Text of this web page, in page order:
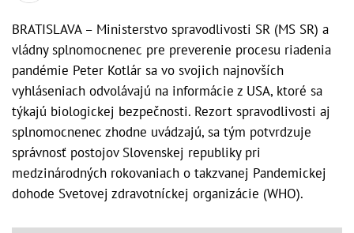
BRATISLAVA – Ministerstvo spravodlivosti SR (MS SR) a
vládny splnomocnenec pre preverenie procesu riadenia
pandémie Peter Kotlár sa vo svojich najnovších
vyhláseniach odvolávajú na informácie z USA, ktoré sa
týkajú biologickej bezpečnosti. Rezort spravodlivosti aj
splnomocnenec zhodne uvádzajú, sa tým potvrdzuje
správnosť postojov Slovenskej republiky pri
medzinárodných rokovaniach o takzvanej Pandemickej
dohode Svetovej zdravotníckej organizácie (WHO).